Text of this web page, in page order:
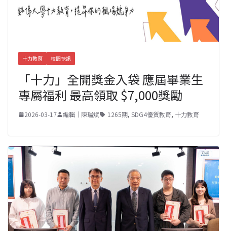
十力教育 校園快訊
「十力」全開獎金入袋 應屆畢業生
專屬福利 最高領取 $7,000獎勵
2026-03-17 編輯｜陳瑞斌 1265期, SDG4優質教育, 十力教育